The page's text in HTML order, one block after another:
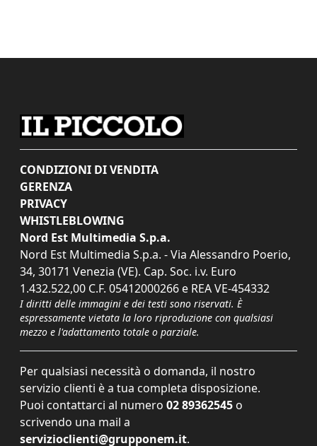
CONDIZIONI DI VENDITA
GERENZA
PRIVACY
WHISTLEBLOWING
Nord Est Multimedia S.p.a.
Nord Est Multimedia S.p.a. - Via Alessandro Poerio,
34, 30171 Venezia (VE). Cap. Soc. i.v. Euro
1.432.522,00 C.F. 05412000266 e REA VE-454332
I diritti delle immagini e dei testi sono riservati. È
espressamente vietata la loro riproduzione con qualsiasi
mezzo e l'adattamento totale o parziale.
Per qualsiasi necessità o domanda, il nostro
servizio clienti è a tua completa disposizione.
Puoi contattarci al numero 02 89362545 o
scrivendo una mail a
servizioclienti@grupponem.it.